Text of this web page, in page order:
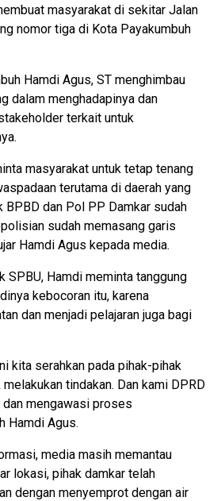
masyarakat di sekitar Jalan
nomor tiga di Kota Payakumbuh
Hamdi Agus, ST menghimbau
dalam menghadapinya dan
terkait untuk
masyarakat untuk tetap tenang
terutama di daerah yang
BPBD dan Pol PP Damkar sudah
sudah memasang garis
Hamdi Agus kepada media.
SPBU, Hamdi meminta tanggung
kebocoran itu, karena
dan menjadi pelajaran juga bagi
kita serahkan pada pihak-pihak
tindakan. Dan kami DPRD
mengawasi proses
Hamdi Agus.
media masih memantau
lokasi, pihak damkar telah
dengan menyemprot dengan air